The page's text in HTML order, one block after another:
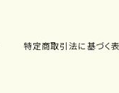
特定商取引法に基づく